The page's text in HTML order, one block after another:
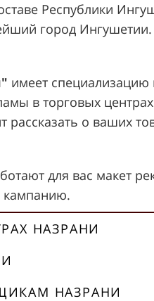
Республики
город Ингушетии.
имеет
в торговых
рассказать о ваших
для вас макет
кампанию.
НАЗРАНИ
НАЗРАНИ